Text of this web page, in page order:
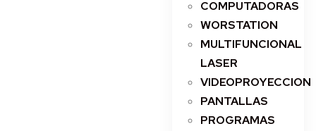
COMPUTADORAS
WORSTATION
MULTIFUNCIONAL
LASER
VIDEOPROYECCION
PANTALLAS
PROGRAMAS